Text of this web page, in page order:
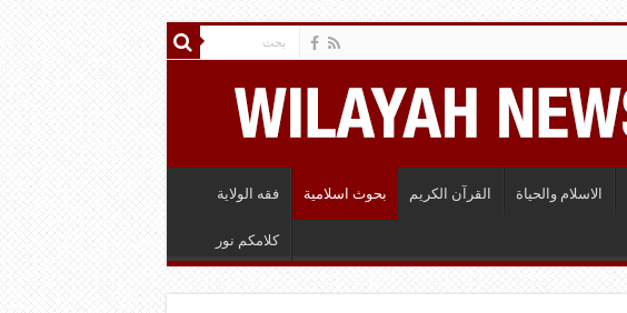
الاسلام والحياة القرآن الكريم بحوث اسلامية فقه الولاية
كلامكم نور